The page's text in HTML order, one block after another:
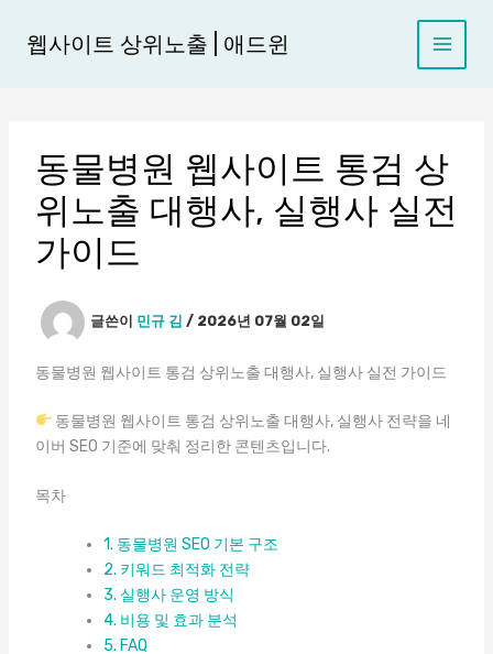
웹사이트 상위노출 | 애드윈
동물병원 웹사이트 통검 상
위노출 대행사, 실행사 실전
가이드
글쓴이 민규 김 / 2026년 07월 02일
동물병원 웹사이트 통검 상위노출 대행사, 실행사 실전 가이드
동물병원 웹사이트 통검 상위노출 대행사, 실행사 전략을 네
이버 SEO 기준에 맞춰 정리한 콘텐츠입니다.
목차
1. 동물병원 SEO 기본 구조
2. 키워드 최적화 전략
3. 실행사 운영 방식
4. 비용 및 효과 분석
5. FAQ